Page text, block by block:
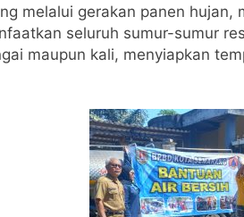
melalui gerakan panen
seluruh sumur-sumur
maupun kali, menyiapkan